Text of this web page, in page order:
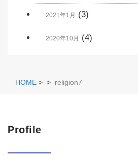
2021年1月 (3)
2020年10月 (4)
HOME > > religion7
Profile